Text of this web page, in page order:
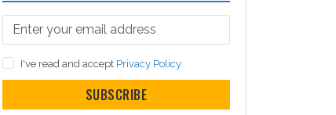
I've read and accept Privacy Policy
SUBSCRIBE